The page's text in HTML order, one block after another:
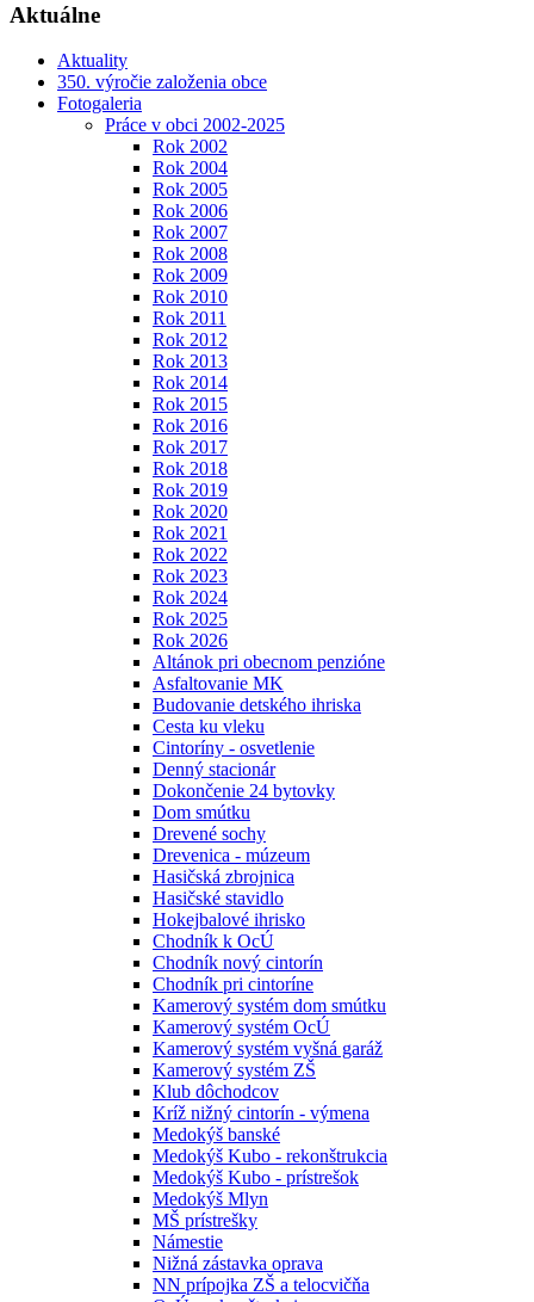
Aktuálne
Aktuality
350. výročie založenia obce
Fotogaleria
Práce v obci 2002-2025
Rok 2002
Rok 2004
Rok 2005
Rok 2006
Rok 2007
Rok 2008
Rok 2009
Rok 2010
Rok 2011
Rok 2012
Rok 2013
Rok 2014
Rok 2015
Rok 2016
Rok 2017
Rok 2018
Rok 2019
Rok 2020
Rok 2021
Rok 2022
Rok 2023
Rok 2024
Rok 2025
Rok 2026
Altánok pri obecnom penzióne
Asfaltovanie MK
Budovanie detského ihriska
Cesta ku vleku
Cintoríny - osvetlenie
Denný stacionár
Dokončenie 24 bytovky
Dom smútku
Drevené sochy
Drevenica - múzeum
Hasičská zbrojnica
Hasičské stavidlo
Hokejbalové ihrisko
Chodník k OcÚ
Chodník nový cintorín
Chodník pri cintoríne
Kamerový systém dom smútku
Kamerový systém OcÚ
Kamerový systém vyšná garáž
Kamerový systém ZŠ
Klub dôchodcov
Kríž nižný cintorín - výmena
Medokýš banské
Medokýš Kubo - rekonštrukcia
Medokýš Kubo - prístrešok
Medokýš Mlyn
MŠ prístrešky
Námestie
Nižná zástavka oprava
NN prípojka ZŠ a telocvičňa